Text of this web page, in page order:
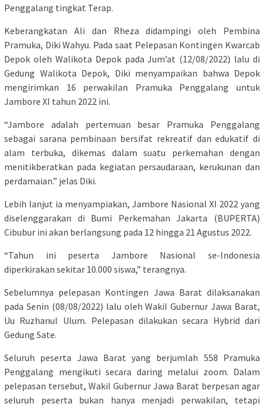
Penggalang tingkat Terap.
Keberangkatan Ali dan Rheza didampingi oleh Pembina
Pramuka, Diki Wahyu. Pada saat Pelepasan Kontingen Kwarcab
Depok oleh Walikota Depok pada Jum’at (12/08/2022) lalu di
Gedung Walikota Depok, Diki menyampaikan bahwa Depok
mengirimkan 16 perwakilan Pramuka Penggalang untuk
Jambore XI tahun 2022 ini.
“Jambore adalah pertemuan besar Pramuka Penggalang
sebagai sarana pembinaan bersifat rekreatif dan edukatif di
alam terbuka, dikemas dalam suatu perkemahan dengan
menitikberatkan pada kegiatan persaudaraan, kerukunan dan
perdamaian.” jelas Diki.
Lebih lanjut ia menyampiakan, Jambore Nasional XI 2022 yang
diselenggarakan di Bumi Perkemahan Jakarta (BUPERTA)
Cibubur ini akan berlangsung pada 12 hingga 21 Agustus 2022.
“Tahun ini peserta Jambore Nasional se-Indonesia
diperkirakan sekitar 10.000 siswa,” terangnya.
Sebelumnya pelepasan Kontingen Jawa Barat dilaksanakan
pada Senin (08/08/2022) lalu oleh Wakil Gubernur Jawa Barat,
Uu Ruzhanul Ulum. Pelepasan dilakukan secara Hybrid dari
Gedung Sate.
Seluruh peserta Jawa Barat yang berjumlah 558 Pramuka
Penggalang mengikuti secara daring melalui zoom. Dalam
pelepasan tersebut, Wakil Gubernur Jawa Barat berpesan agar
seluruh peserta bukan hanya menjadi perwakilan, tetapi